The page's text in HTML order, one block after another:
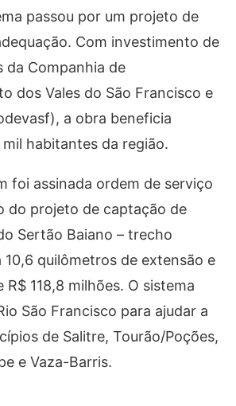
passou por um projeto de
Com investimento de
da Companhia de
dos Vales do São Francisco e
a obra beneficia
habitantes da região.
foi assinada ordem de serviço
do projeto de captação de
Sertão Baiano – trecho
10,6 quilômetros de extensão e
118,8 milhões. O sistema
São Francisco para ajudar a
de Salitre, Tourão/Poções,
e Vaza-Barris.